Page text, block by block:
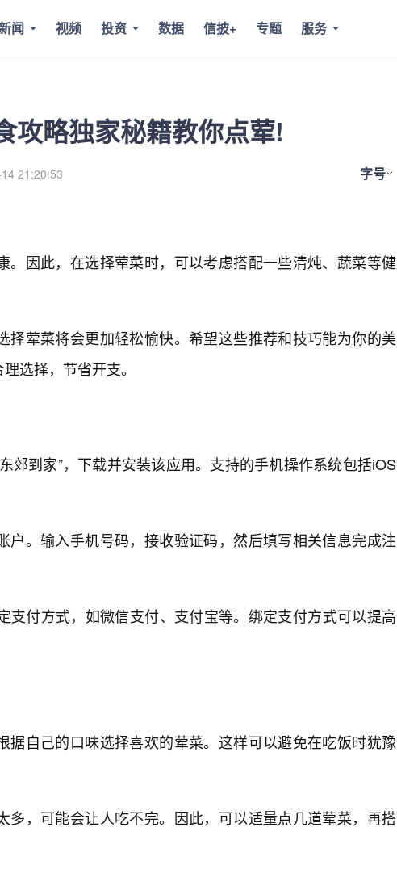
闻 视频 投资 数据 信披+ 专题 服务
攻略独家秘籍教你点荤!
21:20:53 字号
。因此，在选择荤菜时，可以考虑搭配一些清炖、蔬菜等健
荤菜将会更加轻松愉快。希望这些推荐和技巧能为你的美
选择，节省开支。
郊到家”，下载并安装该应用。支持的手机操作系统包括iOS
户。输入手机号码，接收验证码，然后填写相关信息完成注
付方式，如微信支付、支付宝等。绑定支付方式可以提高
自己的口味选择喜欢的荤菜。这样可以避免在吃饭时犹豫
多，可能会让人吃不完。因此，可以适量点几道荤菜，再搭